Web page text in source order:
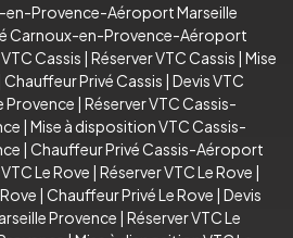
Provence-Aéroport Marseille
Carnoux-en-Provence-Aéroport
Cassis | Réserver VTC Cassis | Mise
Chauffeur Privé Cassis | Devis VTC
Provence | Réserver VTC Cassis-
| Mise à disposition VTC Cassis-
| Chauffeur Privé Cassis-Aéroport
Le Rove | Réserver VTC Le Rove |
| Chauffeur Privé Le Rove | Devis
Provence | Réserver VTC Le